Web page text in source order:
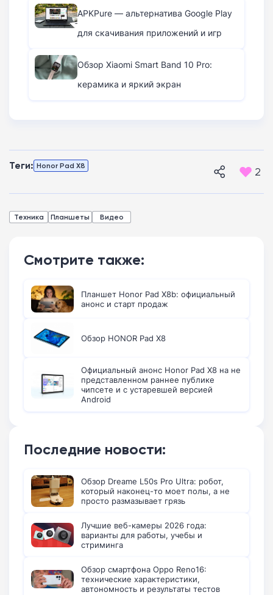
APKPure — альтернатива Google Play
для скачивания приложений и игр
Обзор Xiaomi Smart Band 10 Pro:
керамика и яркий экран
Теги: Honor Pad X8 2
Техника Планшеты Видео
Смотрите также:
Планшет Honor Pad X8b: официальный
анонс и старт продаж
Обзор HONOR Pad X8
Официальный анонс Honor Pad X8 на не
представленном раннее публике
чипсете и с устаревшей версией
Android
Последние новости:
Обзор Dreame L50s Pro Ultra: робот,
который наконец-то моет полы, а не
просто размазывает грязь
Лучшие веб-камеры 2026 года:
варианты для работы, учебы и
стриминга
Обзор смартфона Oppo Reno16:
технические характеристики,
автономность и результаты тестов